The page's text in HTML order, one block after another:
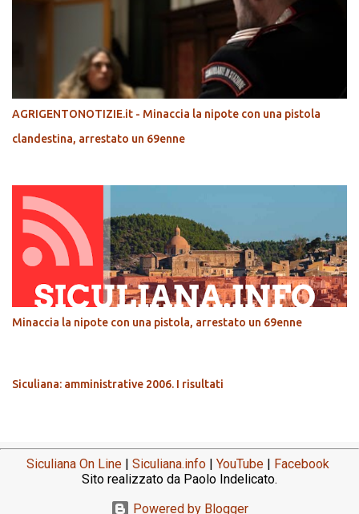
AGRIGENTONOTIZIE.it - Minaccia la nipote con una pistola
clandestina, arrestato un 69enne
Minaccia la nipote con una pistola, arrestato un 69enne
Siculiana: amministrative 2006. I risultati
Siculiana On Line | Siculiana.info | YouTube | Facebook
Sito realizzato da Paolo Indelicato.
Powered by Blogger